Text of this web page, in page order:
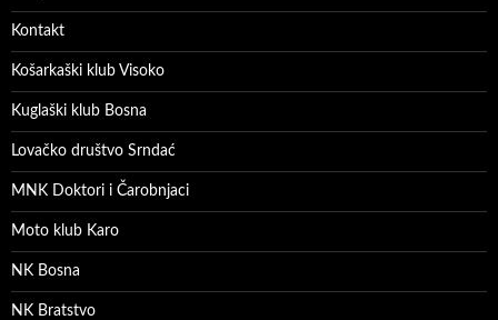
Kontakt
Košarkaški klub Visoko
Kuglaški klub Bosna
Lovačko društvo Srndać
MNK Doktori i Čarobnjaci
Moto klub Karo
NK Bosna
NK Bratstvo